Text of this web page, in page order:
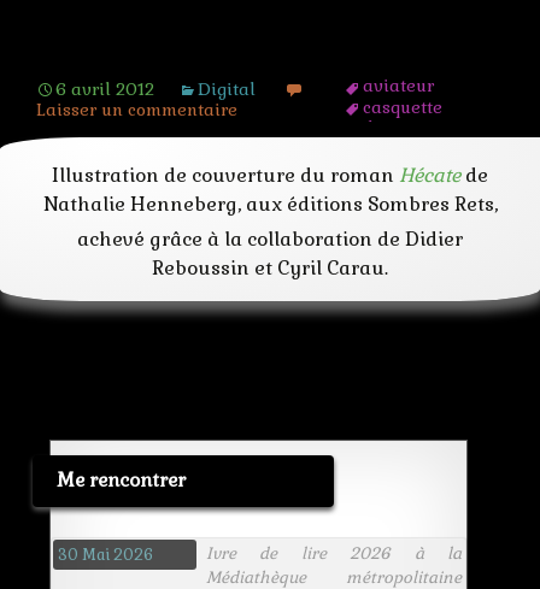
6 avril 2012 Digital
aviateur
casquette
desert
femme
fennec
fusil
légion
militaire
nuit
palmyre
Laisser un commentaire
Illustration de couverture du roman Hécatede
Nathalie Henneberg, aux éditions Sombres Rets,
achevé grâce à la collaboration de Didier
Reboussin et Cyril Carau.
Me rencontrer
30 Mai 2026
Ivre de lire 2026 à la
Médiathèque métropolitaine